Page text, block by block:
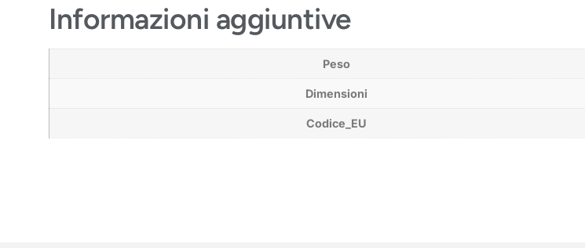
Informazioni aggiuntive
Peso
Dimensioni
Codice_EU